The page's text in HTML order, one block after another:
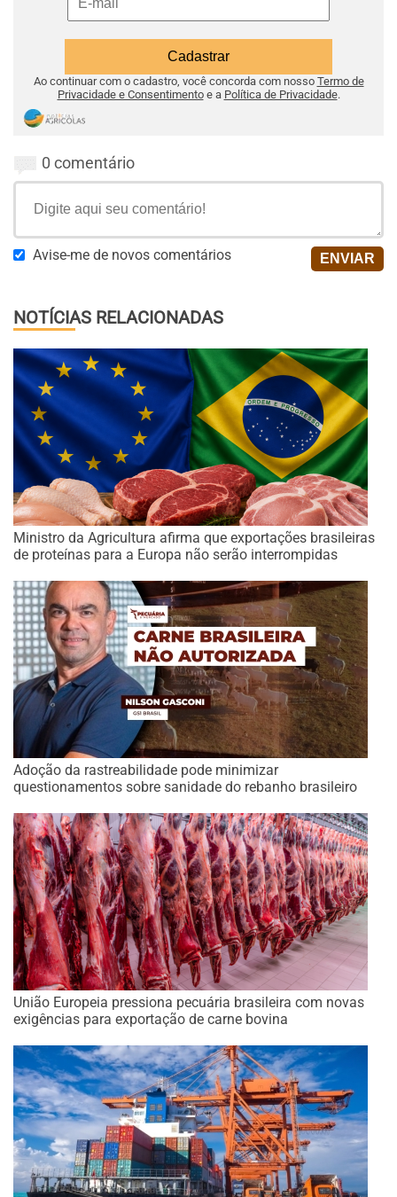
Ao continuar com o cadastro, você concorda com nosso Termo de
Privacidade e Consentimentoe a Política de Privacidade.
0 comentário
Avise-me de novos comentários
NOTÍCIAS RELACIONADAS
Ministro da Agricultura afirma que exportações brasileiras
de proteínas para a Europa não serão interrompidas
Adoção da rastreabilidade pode minimizar
questionamentos sobre sanidade do rebanho brasileiro
União Europeia pressiona pecuária brasileira com novas
exigências para exportação de carne bovina